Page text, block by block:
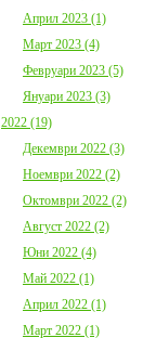
Април 2023 (1)
Март 2023 (4)
Февруари 2023 (5)
Януари 2023 (3)
2022 (19)
Декември 2022 (3)
Ноември 2022 (2)
Октомври 2022 (2)
Август 2022 (2)
Юни 2022 (4)
Май 2022 (1)
Април 2022 (1)
Март 2022 (1)